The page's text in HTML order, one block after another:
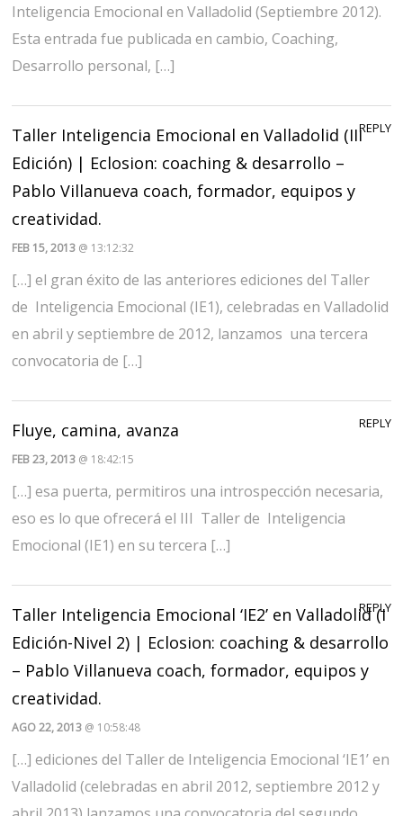
Inteligencia Emocional en Valladolid (Septiembre 2012).
Esta entrada fue publicada en cambio, Coaching,
Desarrollo personal, […]
Taller Inteligencia Emocional en Valladolid (III
Edición) | Eclosion: coaching & desarrollo –
Pablo Villanueva coach, formador, equipos y
creatividad.
FEB 15, 2013 @ 13:12:32
[…] el gran éxito de las anteriores ediciones del Taller
de Inteligencia Emocional (IE1), celebradas en Valladolid
en abril y septiembre de 2012, lanzamos una tercera
convocatoria de […]
REPLY
Fluye, camina, avanza
FEB 23, 2013 @ 18:42:15
[…] esa puerta, permitiros una introspección necesaria,
eso es lo que ofrecerá el III Taller de Inteligencia
Emocional (IE1) en su tercera […]
REPLY
Taller Inteligencia Emocional ‘IE2’ en Valladolid (I
Edición-Nivel 2) | Eclosion: coaching & desarrollo
– Pablo Villanueva coach, formador, equipos y
creatividad.
AGO 22, 2013 @ 10:58:48
[…] ediciones del Taller de Inteligencia Emocional ‘IE1’ en
Valladolid (celebradas en abril 2012, septiembre 2012 y
REPLY